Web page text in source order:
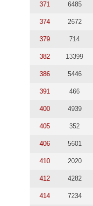
371 6485
374 2672
379 714
382 13399
386 5446
391 466
400 4939
405 352
406 5601
410 2020
412 4282
414 7234